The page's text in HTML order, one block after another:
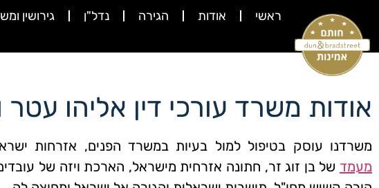
ראשי אודות הגירה נדל"ן גירושין
אודות משרד עורכי דין אליהו עטר
משרדנו עוסק בטיפול למול בעיות במשרד הפנים, אזרחות
מעמד של בן זוג זר, חתונה אזרחית מישראל, הארכת ויזה של